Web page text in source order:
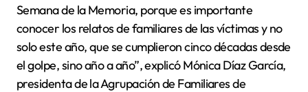
Semana de la Memoria, porque es importante
conocer los relatos de familiares de las víctimas y no
solo este año, que se cumplieron cinco décadas desde
el golpe, sino año a año”, explicó Mónica Díaz García,
presidenta de la Agrupación de Familiares de